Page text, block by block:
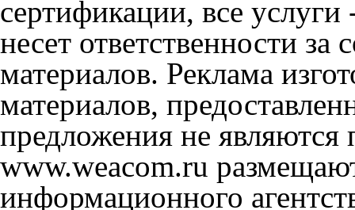
сертификации, все
несет ответственности
материалов. Реклама
материалов,
предложения не
www.weacom.ru
информационного